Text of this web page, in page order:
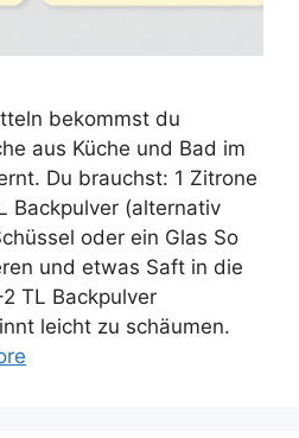
bekommst du
aus Küche und Bad im
Du brauchst: 1 Zitrone
Backpulver (alternativ
oder ein Glas So
und etwas Saft in die
TL Backpulver
leicht zu schäumen.